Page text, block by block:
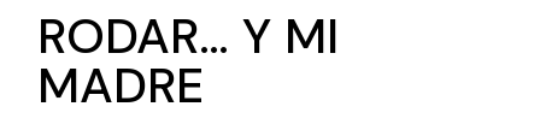
RODAR… Y MI
MADRE